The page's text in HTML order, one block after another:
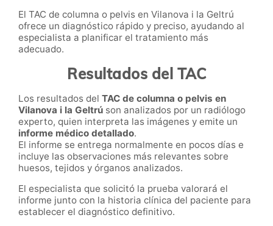
El TAC de columna o pelvis en Vilanova i la Geltrú
ofrece un diagnóstico rápido y preciso, ayudando al
especialista a planificar el tratamiento más
adecuado.
Resultados del TAC
Los resultados del TAC de columna o pelvis en
Vilanova i la Geltrú son analizados por un radiólogo
experto, quien interpreta las imágenes y emite un
informe médico detallado.
El informe se entrega normalmente en pocos días e
incluye las observaciones más relevantes sobre
huesos, tejidos y órganos analizados.
El especialista que solicitó la prueba valorará el
informe junto con la historia clínica del paciente para
establecer el diagnóstico definitivo.